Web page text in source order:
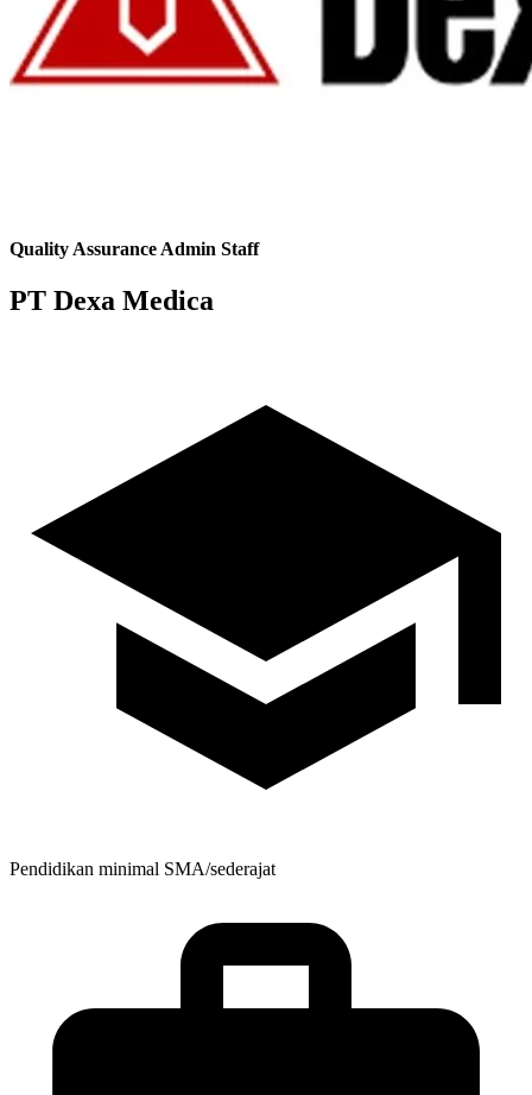
Quality Assurance Admin Staff
PT Dexa Medica
Pendidikan minimal SMA/sederajat